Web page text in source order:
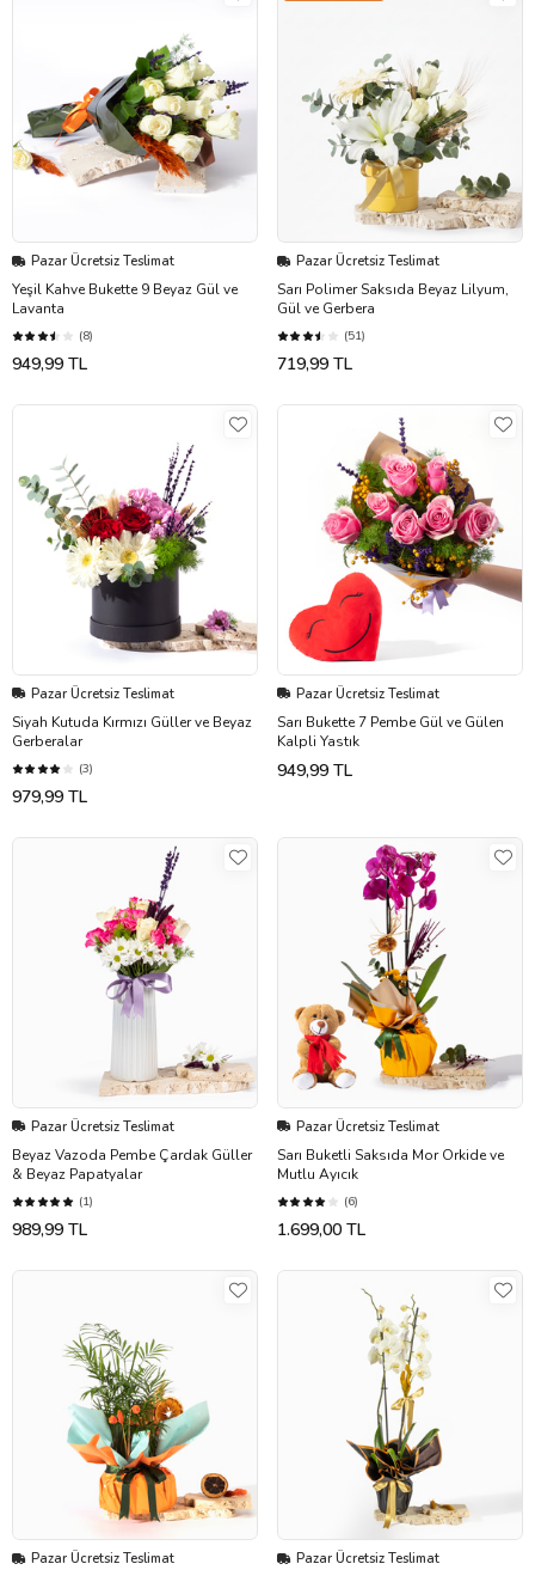
Pazar Ücretsiz Teslimat
Yeşil Kahve Bukette 9 Beyaz Gül ve
Lavanta
(8)
949,99 TL
Pazar Ücretsiz Teslimat
Sarı Polimer Saksıda Beyaz Lilyum,
Gül ve Gerbera
(51)
719,99 TL
Pazar Ücretsiz Teslimat
Siyah Kutuda Kırmızı Güller ve Beyaz
Gerberalar
(3)
979,99 TL
Pazar Ücretsiz Teslimat
Sarı Bukette 7 Pembe Gül ve Gülen
Kalpli Yastık
949,99 TL
Pazar Ücretsiz Teslimat
Beyaz Vazoda Pembe Çardak Güller
& Beyaz Papatyalar
(1)
989,99 TL
Pazar Ücretsiz Teslimat
Sarı Buketli Saksıda Mor Orkide ve
Mutlu Ayıcık
(6)
1.699,00 TL
Pazar Ücretsiz Teslimat Pazar Ücretsiz Teslimat